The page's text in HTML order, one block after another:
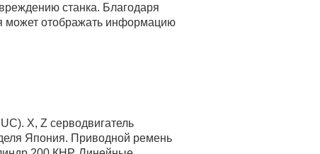
станка. Благодаря
может отображать информацию
X, Z серводвигатель
Япония. Приводной ремень